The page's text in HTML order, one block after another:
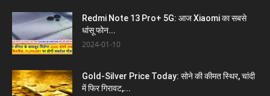
Redmi Note 13 Pro+ 5G: आज Xiaomi का सबसे
धांसू फोन...
2024-01-10
Gold-Silver Price Today: सोने की कीमत स्थिर, चांदी
में फिर गिरावट,...